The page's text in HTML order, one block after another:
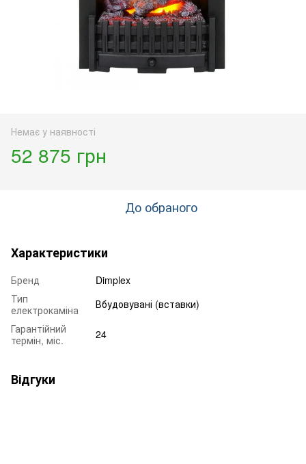
Немає у наявності
52 875 грн
До обраного
Характеристики
Бренд
Dimplex
Тип
електрокаміна
Вбудовувані (вставки)
Гарантійний
термін, міс.
24
Відгуки